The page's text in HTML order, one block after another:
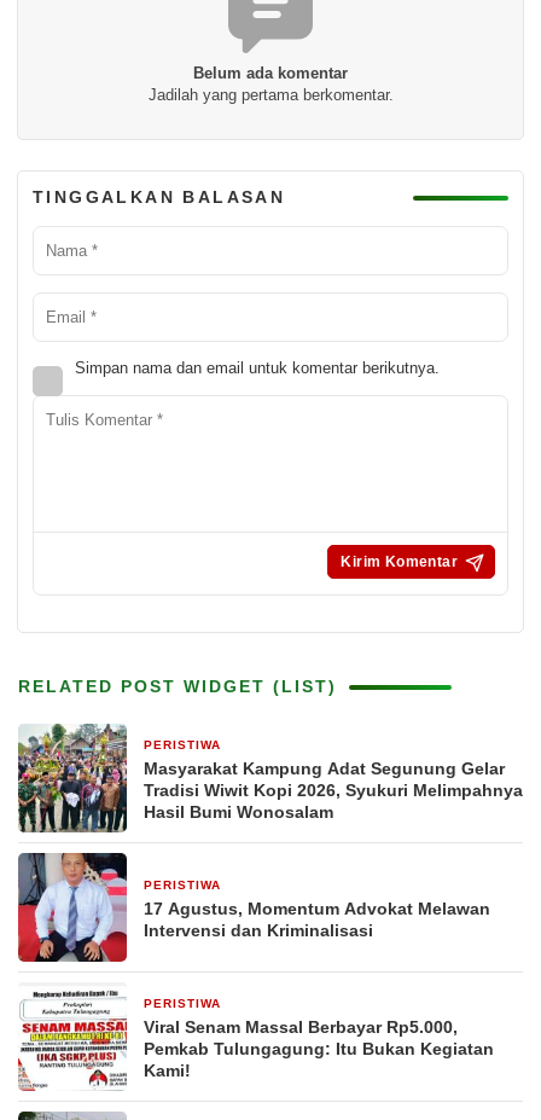
Belum ada komentar
Jadilah yang pertama berkomentar.
TINGGALKAN BALASAN
Simpan nama dan email untuk komentar berikutnya.
RELATED POST WIDGET (LIST)
PERISTIWA
Masyarakat Kampung Adat Segunung Gelar
Tradisi Wiwit Kopi 2026, Syukuri Melimpahnya
Hasil Bumi Wonosalam
PERISTIWA
17 Agustus, Momentum Advokat Melawan
Intervensi dan Kriminalisasi
PERISTIWA
Viral Senam Massal Berbayar Rp5.000,
Pemkab Tulungagung: Itu Bukan Kegiatan
Kami!